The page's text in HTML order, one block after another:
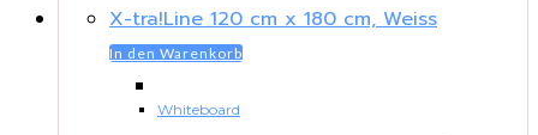
In den Warenkorb
Whiteboard